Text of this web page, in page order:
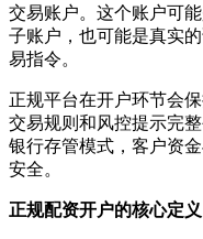
交易账户。这个账户可
子账户，也可能是真实
易指令。
正规平台在开户环节会
交易规则和风控提示完
银行存管模式，客户资
安全。
正规配资开户的核心定义